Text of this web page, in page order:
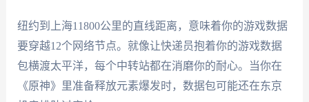
纽约到上海11800公里的直线距离，意味着你的游戏数据
要穿越12个网络节点。就像让快递员抱着你的游戏数据
包横渡太平洋，每个中转站都在消磨你的耐心。当你在
《原神》里准备释放元素爆发时，数据包可能还在东京